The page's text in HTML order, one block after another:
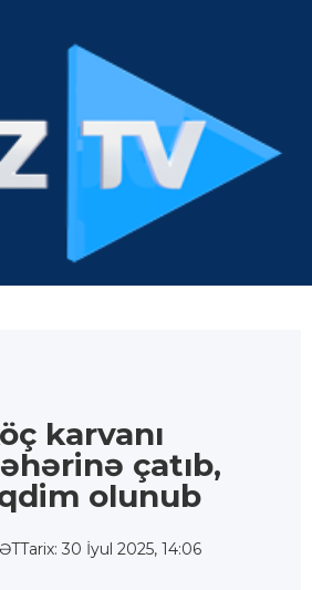
karvanı
çatıb,
olunub
Tarix: 30 İyul 2025, 14:06